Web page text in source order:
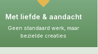
Met liefde & aandacht
Geen standaard werk, maar
bezielde creaties